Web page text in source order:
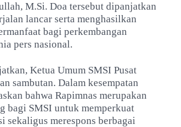
M.Si. Doa tersebut dipanjatkan
lancar serta menghasilkan
bagi perkembangan
pers nasional.
Ketua Umum SMSI Pusat
sambutan. Dalam kesempatan
bahwa Rapimnas merupakan
bagi SMSI untuk memperkuat
sekaligus merespons berbagai